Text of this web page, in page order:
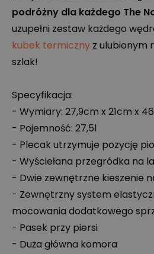
podróżny dla każdego The
uzupełni zestaw każdego
kubek termiczny z ulubionym
szlak!
Specyfikacja:
- Wymiary: 27,9cm x 21cm x
- Pojemność: 27,5l
- Plecak utrzymuje pozycję
- Wyściełana przegródka na
- Dwie zewnętrzne kieszenie
- Zewnętrzny system
mocowania dodatkowego
- Pasek przy piersi
- Duża główna komora